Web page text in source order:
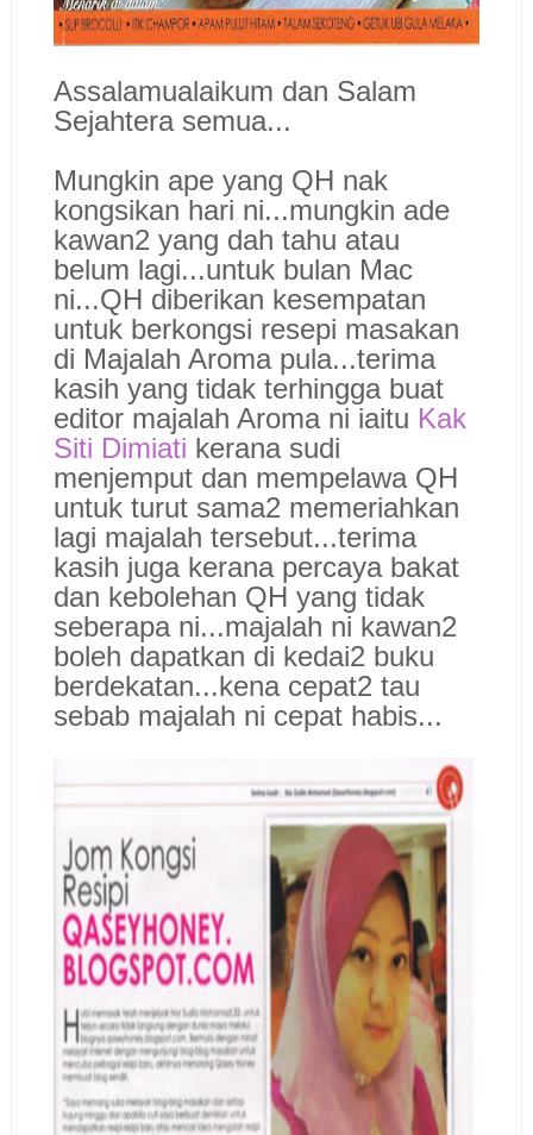
Assalamualaikum dan Salam
Sejahtera semua...
Mungkin ape yang QH nak
kongsikan hari ni...mungkin ade
kawan2 yang dah tahu atau
belum lagi...untuk bulan Mac
ni...QH diberikan kesempatan
untuk berkongsi resepi masakan
di Majalah Aroma pula...terima
kasih yang tidak terhingga buat
editor majalah Aroma ni iaitu Kak
Siti Dimiati kerana sudi
menjemput dan mempelawa QH
untuk turut sama2 memeriahkan
lagi majalah tersebut...terima
kasih juga kerana percaya bakat
dan kebolehan QH yang tidak
seberapa ni...majalah ni kawan2
boleh dapatkan di kedai2 buku
berdekatan...kena cepat2 tau
sebab majalah ni cepat habis...